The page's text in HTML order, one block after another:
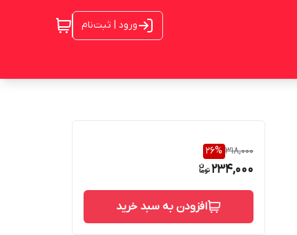
ورود | ثبت‌نام
318,000
26%
234,000
افزودن به سبد خرید